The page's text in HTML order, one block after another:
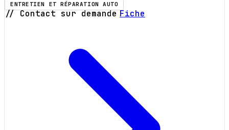
ENTRETIEN ET RÉPARATION AUTO
// Contact sur demande Fiche